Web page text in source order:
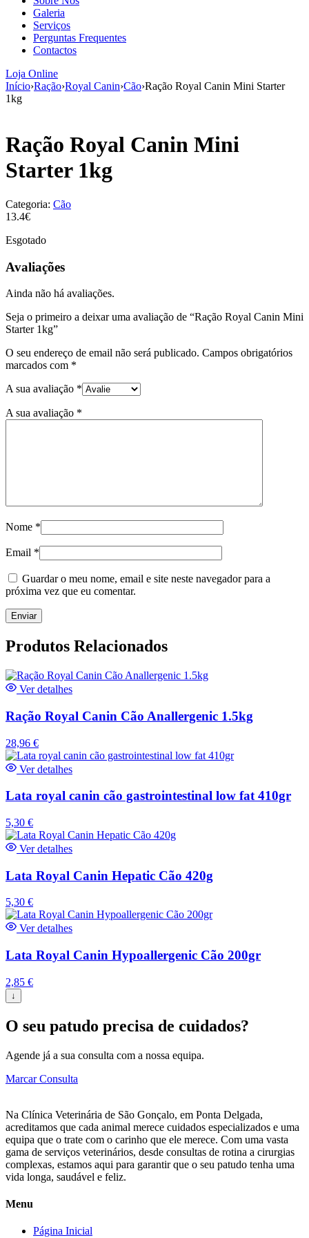
Galeria
Serviços
Perguntas Frequentes
Contactos
Loja Online
Início›Ração›Royal Canin›Cão›Ração Royal Canin Mini Starter
1kg
Ração Royal Canin Mini
Starter 1kg
Categoria: Cão
13.4€
Esgotado
Avaliações
Ainda não há avaliações.
Seja o primeiro a deixar uma avaliação de “Ração Royal Canin Mini
Starter 1kg”
O seu endereço de email não será publicado. Campos obrigatórios
marcados com *
A sua avaliação *
A sua avaliação *
Nome *
Email *
Guardar o meu nome, email e site neste navegador para a
próxima vez que eu comentar.
Produtos Relacionados
Ver detalhes
Ração Royal Canin Cão Anallergenic 1.5kg
28,96 €
Ver detalhes
Lata royal canin cão gastrointestinal low fat 410gr
5,30 €
Ver detalhes
Lata Royal Canin Hepatic Cão 420g
5,30 €
Ver detalhes
Lata Royal Canin Hypoallergenic Cão 200gr
2,85 €
↓
O seu patudo precisa de cuidados?
Agende já a sua consulta com a nossa equipa.
Marcar Consulta
Na Clínica Veterinária de São Gonçalo, em Ponta Delgada,
acreditamos que cada animal merece cuidados especializados e uma
equipa que o trate com o carinho que ele merece. Com uma vasta
gama de serviços veterinários, desde consultas de rotina a cirurgias
complexas, estamos aqui para garantir que o seu patudo tenha uma
vida longa, saudável e feliz.
Menu
Página Inicial
aumenta a
probabilidade
de ver
conteúdo e
ofertas